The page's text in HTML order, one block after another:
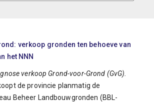
verkoop gronden ten behoeve van
het NNN
verkoop Grond-voor-Grond (GvG).
de provincie planmatig de
Beheer Landbouwgronden (BBL-